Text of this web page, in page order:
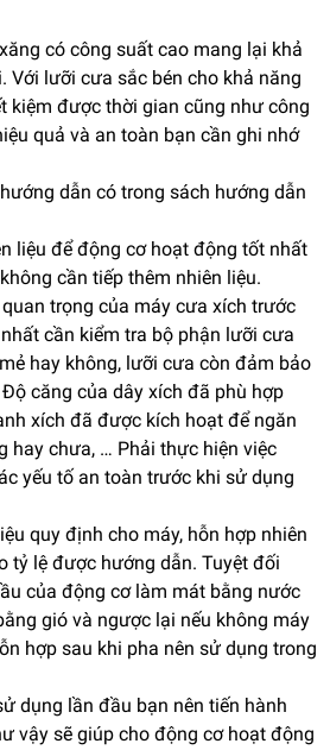
có công suất cao mang lại khả
Với lưỡi cưa sắc bén cho khả năng
kiệm được thời gian cũng như công
quả và an toàn bạn cần ghi nhớ
dẫn có trong sách hướng dẫn
liệu để động cơ hoạt động tốt nhất
cần tiếp thêm nhiên liệu.
trọng của máy cưa xích trước
cần kiểm tra bộ phận lưỡi cưa
hay không, lưỡi cưa còn đảm bảo
căng của dây xích đã phù hợp
xích đã được kích hoạt để ngăn
hay chưa, … Phải thực hiện việc
yếu tố an toàn trước khi sử dụng
quy định cho máy, hỗn hợp nhiên
tỷ lệ được hướng dẫn. Tuyệt đối
của động cơ làm mát bằng nước
gió và ngược lại nếu không máy
hợp sau khi pha nên sử dụng trong
dụng lần đầu bạn nên tiến hành
vậy sẽ giúp cho động cơ hoạt động